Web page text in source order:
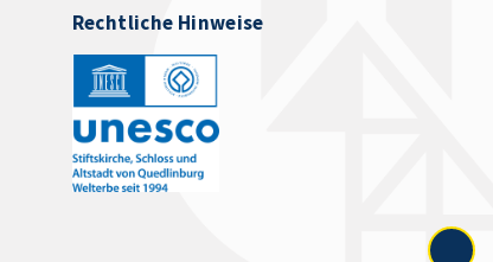
Rechtliche Hinweise